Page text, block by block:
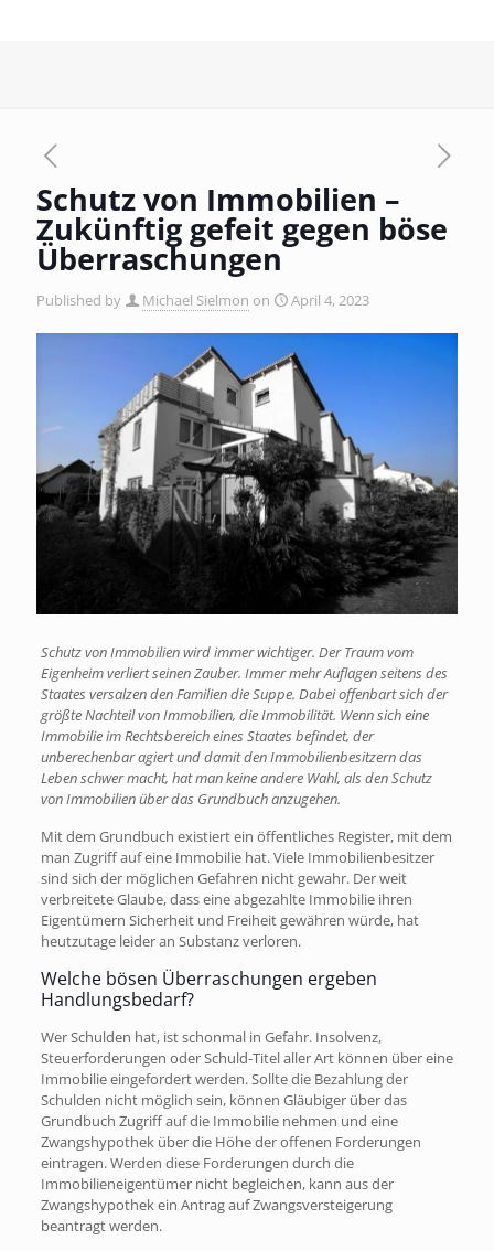
Schutz von Immobilien –
Zukünftig gefeit gegen böse
Überraschungen
Published by Michael Sielmon on April 4, 2023
Schutz von Immobilien wird immer wichtiger. Der Traum vom
Eigenheim verliert seinen Zauber. Immer mehr Auflagen seitens des
Staates versalzen den Familien die Suppe. Dabei offenbart sich der
größte Nachteil von Immobilien, die Immobilität. Wenn sich eine
Immobilie im Rechtsbereich eines Staates befindet, der
unberechenbar agiert und damit den Immobilienbesitzern das
Leben schwer macht, hat man keine andere Wahl, als den Schutz
von Immobilien über das Grundbuch anzugehen.
Mit dem Grundbuch existiert ein öffentliches Register, mit dem
man Zugriff auf eine Immobilie hat. Viele Immobilienbesitzer
sind sich der möglichen Gefahren nicht gewahr. Der weit
verbreitete Glaube, dass eine abgezahlte Immobilie ihren
Eigentümern Sicherheit und Freiheit gewähren würde, hat
heutzutage leider an Substanz verloren.
Welche bösen Überraschungen ergeben
Handlungsbedarf?
Wer Schulden hat, ist schonmal in Gefahr. Insolvenz,
Steuerforderungen oder Schuld-Titel aller Art können über eine
Immobilie eingefordert werden. Sollte die Bezahlung der
Schulden nicht möglich sein, können Gläubiger über das
Grundbuch Zugriff auf die Immobilie nehmen und eine
Zwangshypothek über die Höhe der offenen Forderungen
eintragen. Werden diese Forderungen durch die
Immobilieneigentümer nicht begleichen, kann aus der
Zwangshypothek ein Antrag auf Zwangsversteigerung
beantragt werden.